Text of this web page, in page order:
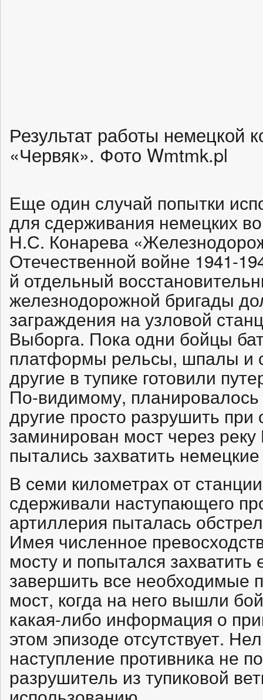
Результат работы немецкой
«Червяк». Фото Wmtmk.pl
Еще один случай попытки
для сдерживания немецких
Н.С. Конарева
Отечественной войне 1941-
й отдельный
железнодорожной бригады
заграждения на узловой
Выборга. Пока одни бойцы
платформы рельсы, шпалы и
другие в тупике готовили
По-видимому, планировалось
другие просто разрушить
заминирован мост через
пытались захватить
В семи километрах от
сдерживали наступающего
артиллерия пыталась
Имея численное
мосту и попытался
завершить все необходимые
мост, когда на него вышли
какая-либо информация о
этом эпизоде отсутствует.
наступление противника не
разрушитель из тупиковой